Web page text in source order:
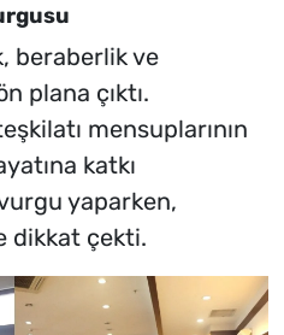
beraberlik ve
plana çıktı.
mensuplarının
katkı
yaparken,
dikkat çekti.